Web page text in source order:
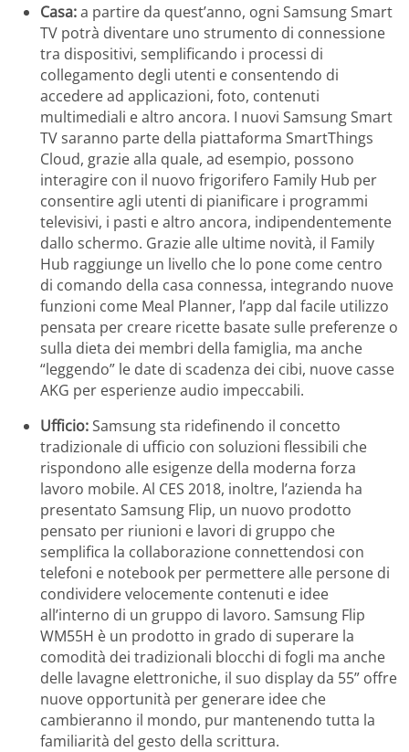
Casa:a partire da quest’anno, ogni Samsung Smart
TV potrà diventare uno strumento di connessione
tra dispositivi, semplificando i processi di
collegamento degli utenti e consentendo di
accedere ad applicazioni, foto, contenuti
multimediali e altro ancora. I nuovi Samsung Smart
TV saranno parte della piattaforma SmartThings
Cloud, grazie alla quale, ad esempio, possono
interagire con il nuovo frigorifero Family Hub per
consentire agli utenti di pianificare i programmi
televisivi, i pasti e altro ancora, indipendentemente
dallo schermo. Grazie alle ultime novità, il Family
Hub raggiunge un livello che lo pone come centro
di comando della casa connessa, integrando nuove
funzioni come Meal Planner, l’app dal facile utilizzo
pensata per creare ricette basate sulle preferenze o
sulla dieta dei membri della famiglia, ma anche
“leggendo” le date di scadenza dei cibi, nuove casse
AKG per esperienze audio impeccabili.
Ufficio:Samsung sta ridefinendo il concetto
tradizionale di ufficio con soluzioni flessibili che
rispondono alle esigenze della moderna forza
lavoro mobile. Al CES 2018, inoltre, l’azienda ha
presentato Samsung Flip, un nuovo prodotto
pensato per riunioni e lavori di gruppo che
semplifica la collaborazione connettendosi con
telefoni e notebook per permettere alle persone di
condividere velocemente contenuti e idee
all’interno di un gruppo di lavoro. Samsung Flip
WM55H è un prodotto in grado di superare la
comodità dei tradizionali blocchi di fogli ma anche
delle lavagne elettroniche, il suo display da 55” offre
nuove opportunità per generare idee che
cambieranno il mondo, pur mantenendo tutta la
familiarità del gesto della scrittura.